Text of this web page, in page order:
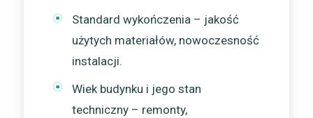
Standard wykończenia – jakość
użytych materiałów, nowoczesność
instalacji.
Wiek budynku i jego stan
techniczny – remonty,